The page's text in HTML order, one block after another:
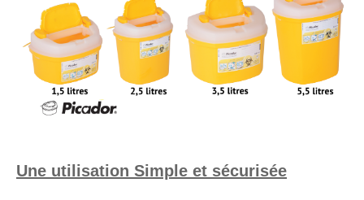
Une utilisation Simple et sécurisée